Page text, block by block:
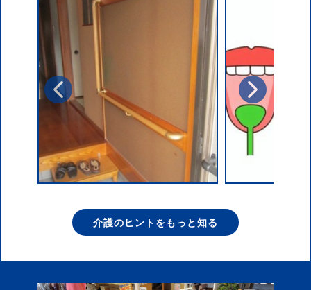
介護のヒントをもっと知る